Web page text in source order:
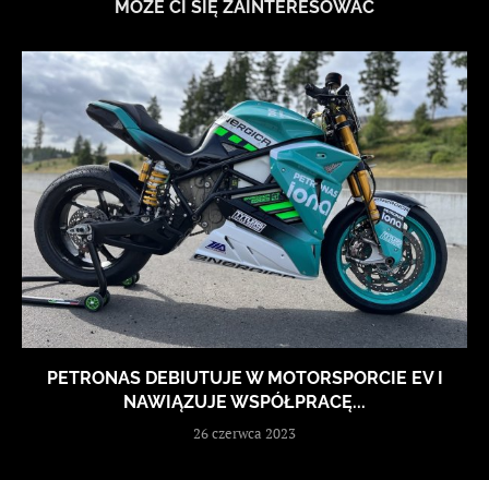
MOŻE CI SIĘ ZAINTERESOWAĆ
PETRONAS DEBIUTUJE W MOTORSPORCIE EV I
NAWIĄZUJE WSPÓŁPRACĘ...
26 czerwca 2023